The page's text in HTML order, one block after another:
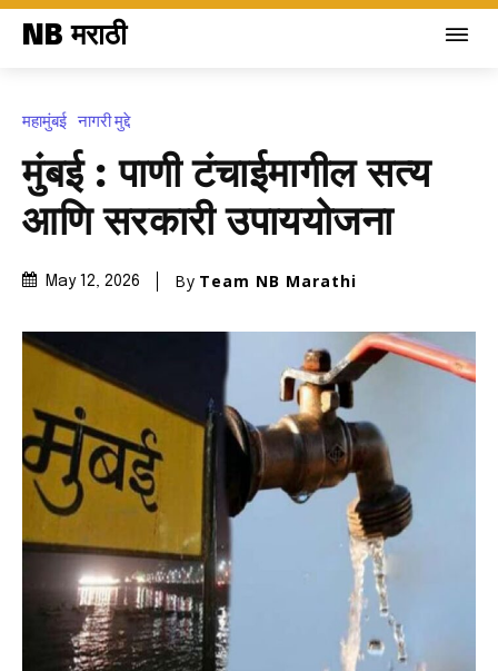
NB मराठी
महामुंबई नागरी मुद्दे
मुंबई : पाणी टंचाईमागील सत्य
आणि सरकारी उपाययोजना
May 12, 2026 By Team NB Marathi